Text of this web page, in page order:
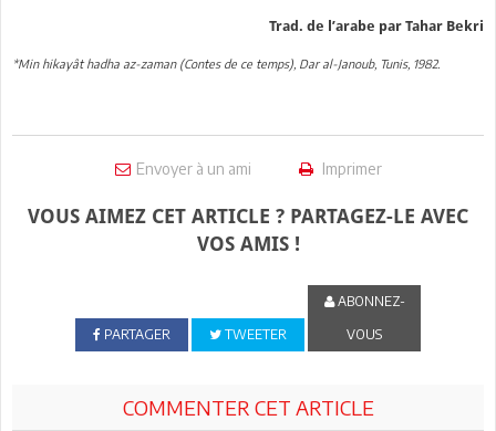
Trad. de l’arabe par Tahar Bekri
*Min hikayât hadha az-zaman (Contes de ce temps), Dar al-Janoub, Tunis, 1982.
Envoyer à un ami Imprimer
VOUS AIMEZ CET ARTICLE ? PARTAGEZ-LE AVEC
VOS AMIS !
PARTAGER TWEETER
ABONNEZ-
VOUS
COMMENTER CET ARTICLE